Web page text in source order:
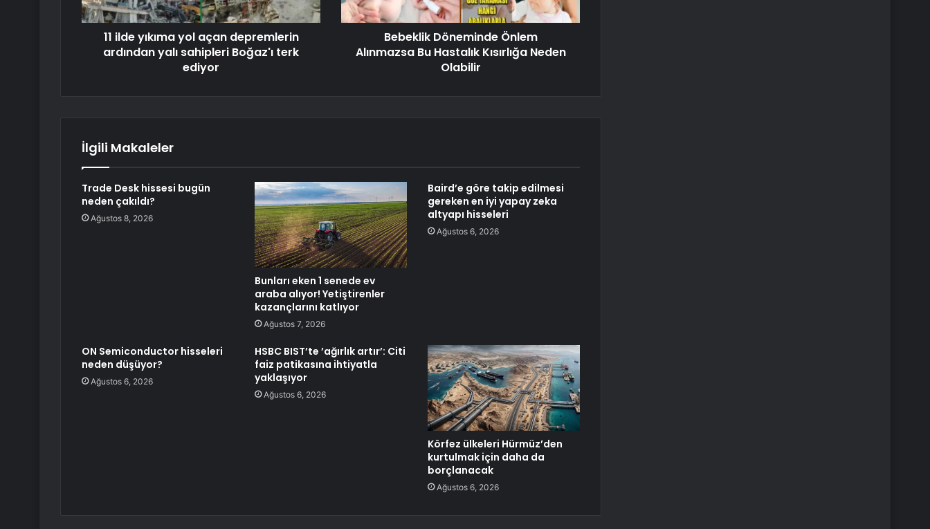
11 ilde yıkıma yol açan depremlerin
ardından yalı sahipleri Boğaz'ı terk
ediyor
Bebeklik Döneminde Önlem
Alınmazsa Bu Hastalık Kısırlığa Neden
Olabilir
İlgili Makaleler
Trade Desk hissesi bugün
neden çakıldı?
Ağustos 8, 2026
Bunları eken 1 senede ev
araba alıyor! Yetiştirenler
kazançlarını katlıyor
Ağustos 7, 2026
Baird’e göre takip edilmesi
gereken en iyi yapay zeka
altyapı hisseleri
Ağustos 6, 2026
ON Semiconductor hisseleri
neden düşüyor?
Ağustos 6, 2026
HSBC BIST’te ’ağırlık artır’: Citi
faiz patikasına ihtiyatla
yaklaşıyor
Ağustos 6, 2026
Körfez ülkeleri Hürmüz’den
kurtulmak için daha da
borçlanacak
Ağustos 6, 2026